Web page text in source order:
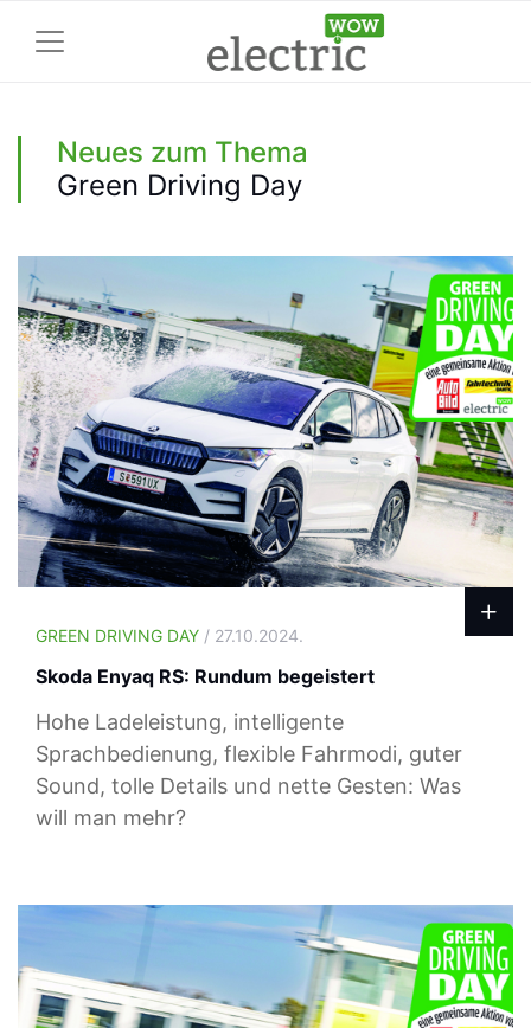
Neues zum Thema
Green Driving Day
GREEN DRIVING DAY / 27.10.2024.
Skoda Enyaq RS: Rundum begeistert
Hohe Ladeleistung, intelligente
Sprachbedienung, flexible Fahrmodi, guter
Sound, tolle Details und nette Gesten: Was
will man mehr?